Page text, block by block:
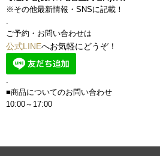
※その他最新情報・SNSに記載！
.
ご予約・お問い合わせは
公式LINEへお気軽にどうぞ！
.
■商品についてのお問い合わせ
10:00～17:00